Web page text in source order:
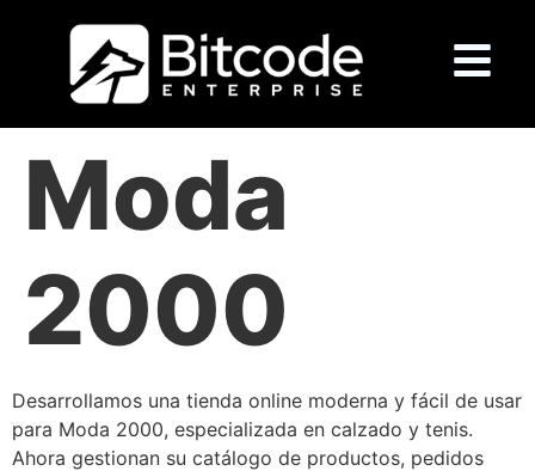
Moda
2000
Desarrollamos una tienda online moderna y fácil de usar
para Moda 2000, especializada en calzado y tenis.
Ahora gestionan su catálogo de productos, pedidos